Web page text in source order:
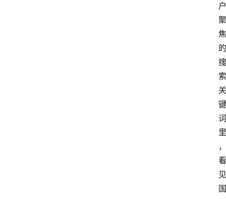
户
聚
焦
的
搜
索
关
键
词
里
，
看
见
国